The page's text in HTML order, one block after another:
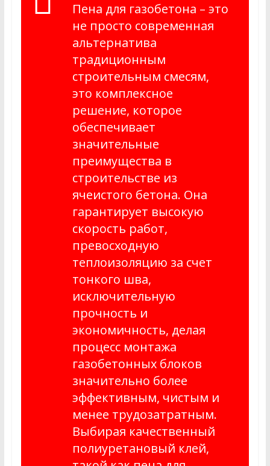
Пена для газобетона – это
не просто современная
альтернатива
традиционным
строительным смесям,
это комплексное
решение, которое
обеспечивает
значительные
преимущества в
строительстве из
ячеистого бетона. Она
гарантирует высокую
скорость работ,
превосходную
теплоизоляцию за счет
тонкого шва,
исключительную
прочность и
экономичность, делая
процесс монтажа
газобетонных блоков
значительно более
эффективным, чистым и
менее трудозатратным.
Выбирая качественный
полиуретановый клей,